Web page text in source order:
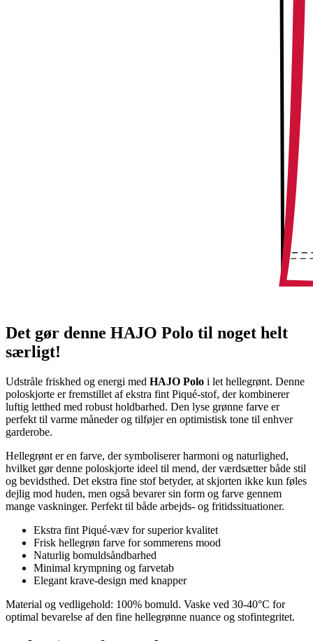
Det gør denne HAJO Polo til noget helt
særligt!
Udstråle friskhed og energi med HAJO Polo i let hellegrønt. Denne
poloskjorte er fremstillet af ekstra fint Piqué-stof, der kombinerer
luftig letthed med robust holdbarhed. Den lyse grønne farve er
perfekt til varme måneder og tilføjer en optimistisk tone til enhver
garderobe.
Hellegrønt er en farve, der symboliserer harmoni og naturlighed,
hvilket gør denne poloskjorte ideel til mend, der værdsætter både stil
og bevidsthed. Det ekstra fine stof betyder, at skjorten ikke kun føles
dejlig mod huden, men også bevarer sin form og farve gennem
mange vaskninger. Perfekt til både arbejds- og fritidssituationer.
Ekstra fint Piqué-væv for superior kvalitet
Frisk hellegrøn farve for sommerens mood
Naturlig bomuldsåndbarhed
Minimal krympning og farvetab
Elegant krave-design med knapper
Material og vedligehold: 100% bomuld. Vaske ved 30-40°C for
optimal bevarelse af den fine hellegrønne nuance og stofintegritet.